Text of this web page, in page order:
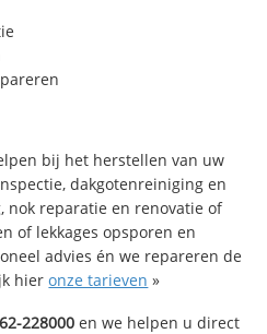
bij het herstellen van uw
dakgotenreiniging en
nok reparatie en renovatie of
of lekkages opsporen en
advies én we repareren de
hieronze tarieven »
228000 en we helpen u direct